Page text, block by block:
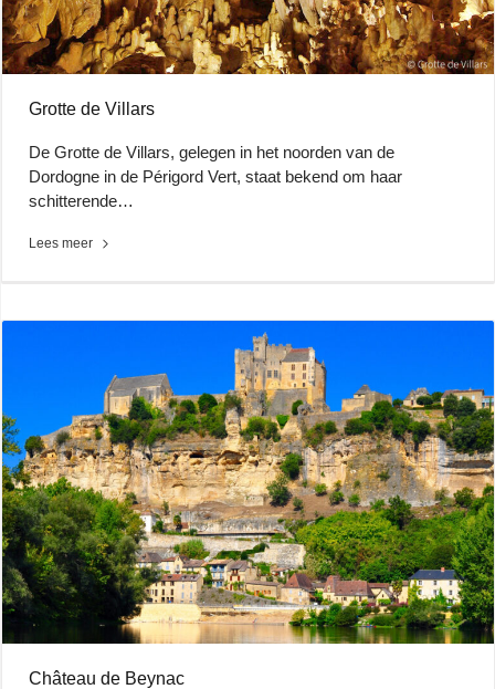
Grotte de Villars
De Grotte de Villars, gelegen in het noorden van de
Dordogne in de Périgord Vert, staat bekend om haar
schitterende…
Lees meer
Château de Beynac